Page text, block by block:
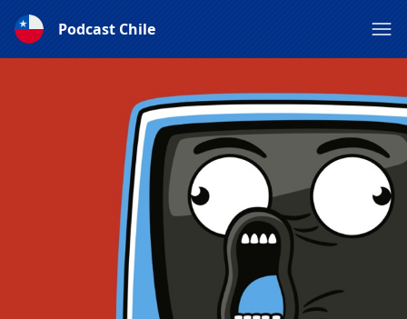
Podcast Chile